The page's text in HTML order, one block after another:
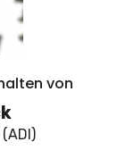
von